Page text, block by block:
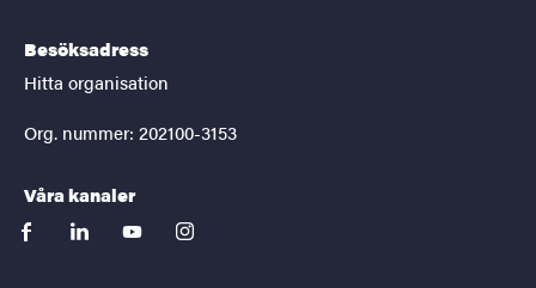
Besöksadress
Hitta organisation
Org. nummer: 202100-3153
Våra kanaler
facebooklinkedinyoutubeinstagram